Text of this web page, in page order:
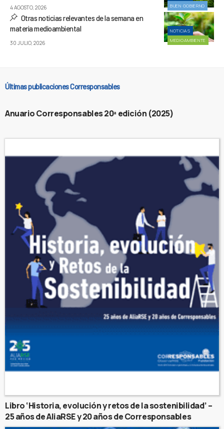
BUEN GOBIERNO
4 AGOSTO, 2026
NOTICIAS
MEDIOAMBIENTE
Otras noticias relevantes de la semana en
materia medioambiental
30 JULIO, 2026
Últimas publicaciones Corresponsables
Anuario Corresponsables 20ª edición (2025)
Libro ‘Historia, evolución y retos de la sostenibilidad’ –
25 años de AliaRSE y 20 años de Corresponsables